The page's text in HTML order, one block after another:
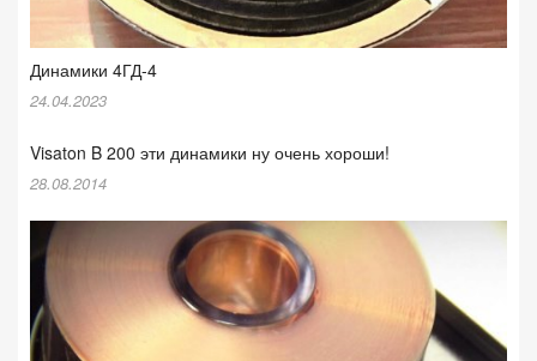
Динамики 4ГД-4
24.04.2023
Visaton B 200 эти динамики ну очень хороши!
28.08.2014